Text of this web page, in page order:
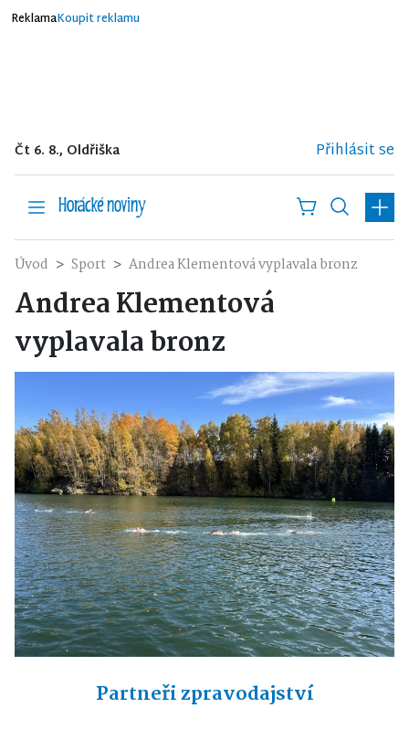
ReklamaKoupit reklamu
Čt 6. 8., Oldřiška Přihlásit se
Úvod Sport Andrea Klementová vyplavala bronz
Andrea Klementová
vyplavala bronz
Partneři zpravodajství